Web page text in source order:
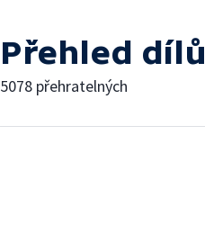
Přehled dílů
5078 přehratelných